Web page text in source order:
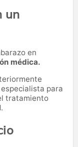
un
en
médica.
para
tratamiento